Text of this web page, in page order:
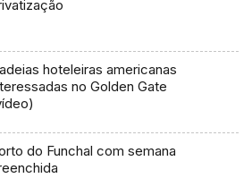
hoteleiras americanas
no Golden Gate
do Funchal com semana